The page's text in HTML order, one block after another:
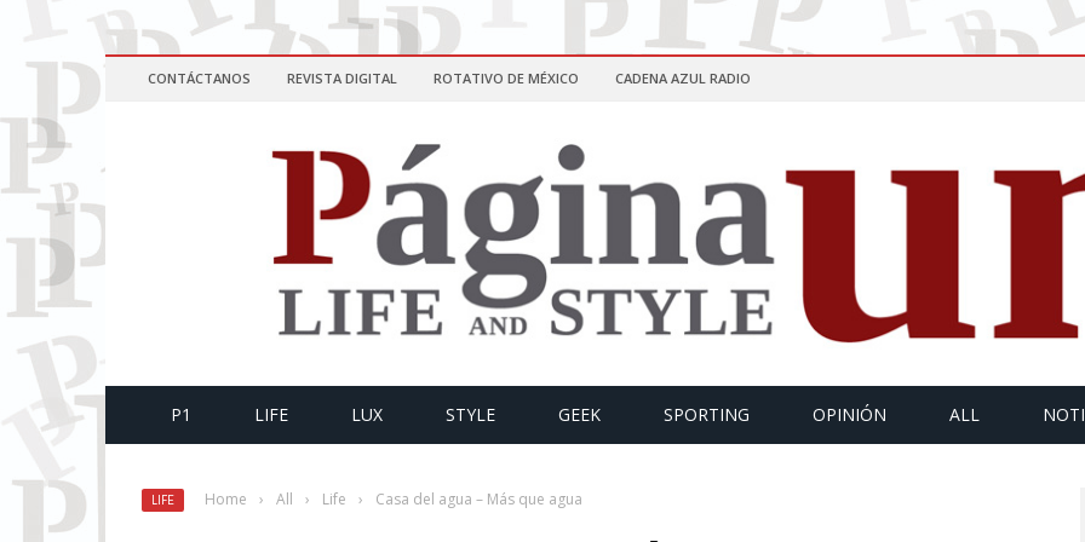
CONTÁCTANOS REVISTA DIGITAL ROTATIVO DE MÉXICO CADENA AZUL RADIO
P1 LIFE LUX STYLE GEEK SPORTING OPINIÓN ALL
LIFE Home › All › Life › Casa del agua – Más que agua